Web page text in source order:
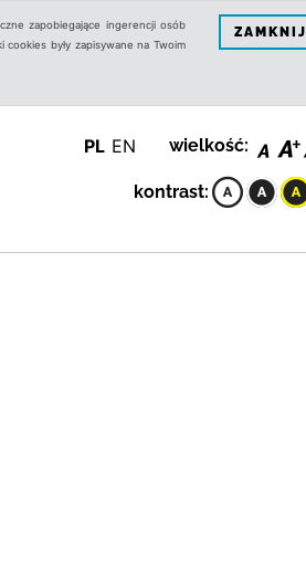
zapobiegające ingerencji osób
były zapisywane na Twoim
ZAMKNIJ
PL EN wielkość:
kontrast: